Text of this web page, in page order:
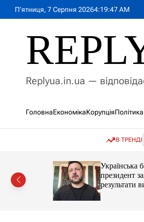
П’ятниця, 7 Серпня 20264:19:49AM
Replyua.in.ua —
ГоловнаЕкономікаКорупціяПолітика
В ТРЕНДІ
із
Українська
президент
результати